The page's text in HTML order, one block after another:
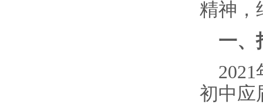
精神，
一、
2021
初中应